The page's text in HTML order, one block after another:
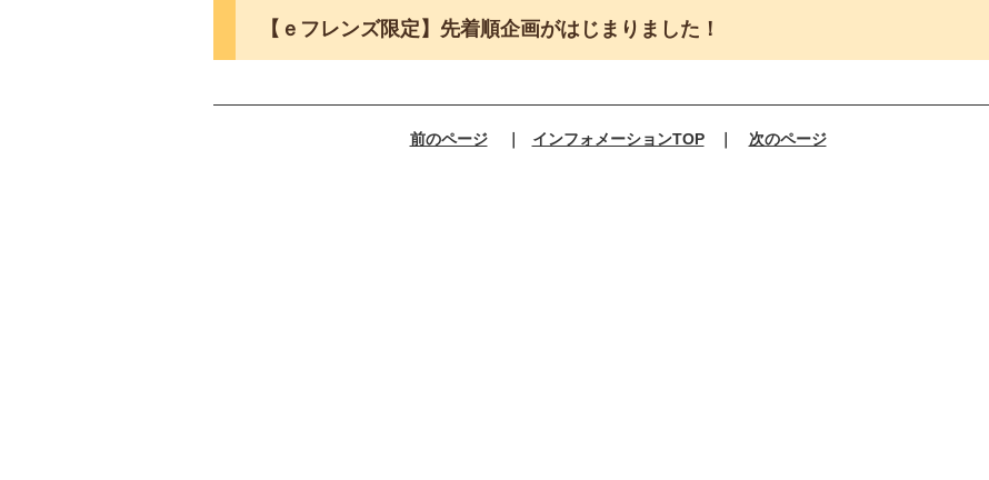
【ｅフレンズ限定】先着順企画がはじまりました！
前のページ インフォメーションTOP 次のページ